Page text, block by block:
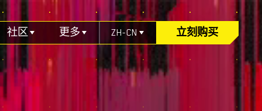
社区 更多 ZH-CN 立刻购买